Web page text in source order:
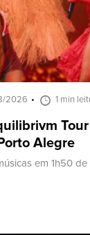
2026 1 min
Alegre
em 1h50